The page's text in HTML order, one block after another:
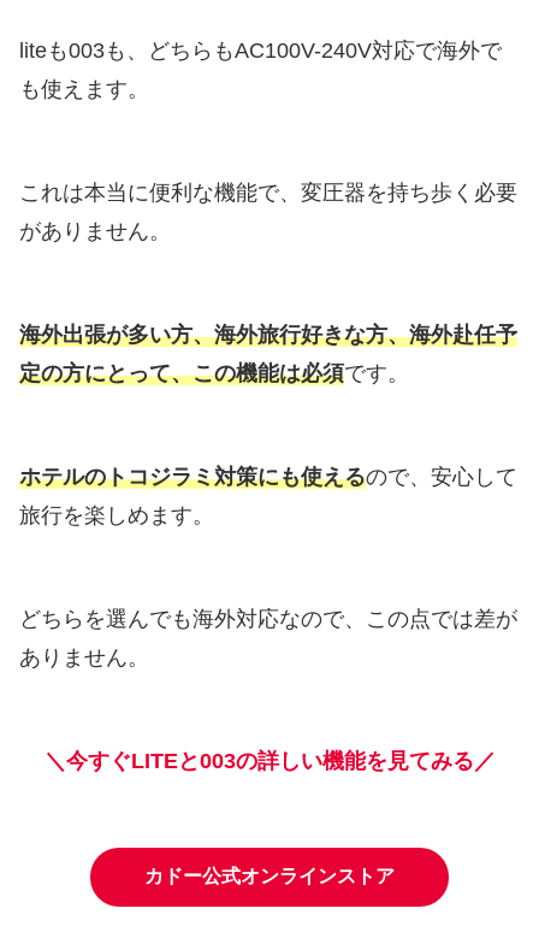
liteも003も、どちらもAC100V-240V対応で海外で
も使えます。
これは本当に便利な機能で、変圧器を持ち歩く必要
がありません。
海外出張が多い方、海外旅行好きな方、海外赴任予
定の方にとって、この機能は必須です。
ホテルのトコジラミ対策にも使えるので、安心して
旅行を楽しめます。
どちらを選んでも海外対応なので、この点では差が
ありません。
＼今すぐLITEと003の詳しい機能を見てみる／
カドー公式オンラインストア